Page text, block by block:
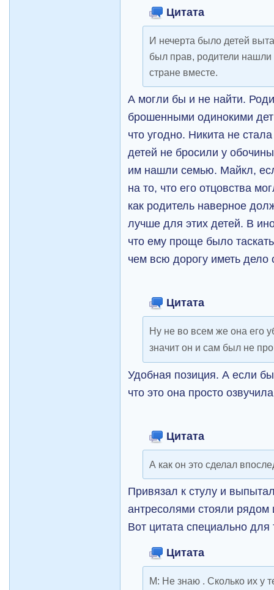
Цитата
И нечерта было детей
был прав, родители
стране вместе.
А могли бы и не найти.
брошенными одинокими
что угодно. Никита не
детей не бросили у
им нашли семью. Майкл,
на то, что его отцовства
как родитель наверное
лучше для этих детей. В
что ему проще было
чем всю дорогу иметь дело
Цитата
Ну не во всем же она его
значит он и сам был не
Удобная позиция. А если
что это она просто
Цитата
А как он это сделал
Привязал к стулу и
антресолями стояли
Вот цитата специально для
Цитата
М: Не знаю . Сколько их у